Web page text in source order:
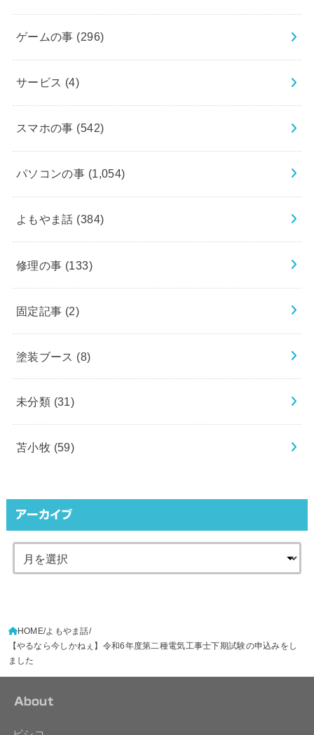
ゲームの事 (296)
サービス (4)
スマホの事 (542)
パソコンの事 (1,054)
よもやま話 (384)
修理の事 (133)
固定記事 (2)
塗装ブース (8)
未分類 (31)
苫小牧 (59)
アーカイブ
HOME よもやま話
【やるなら今しかねぇ】令和6年度第二種電気工事士下期試験の申込みをし
ました
About